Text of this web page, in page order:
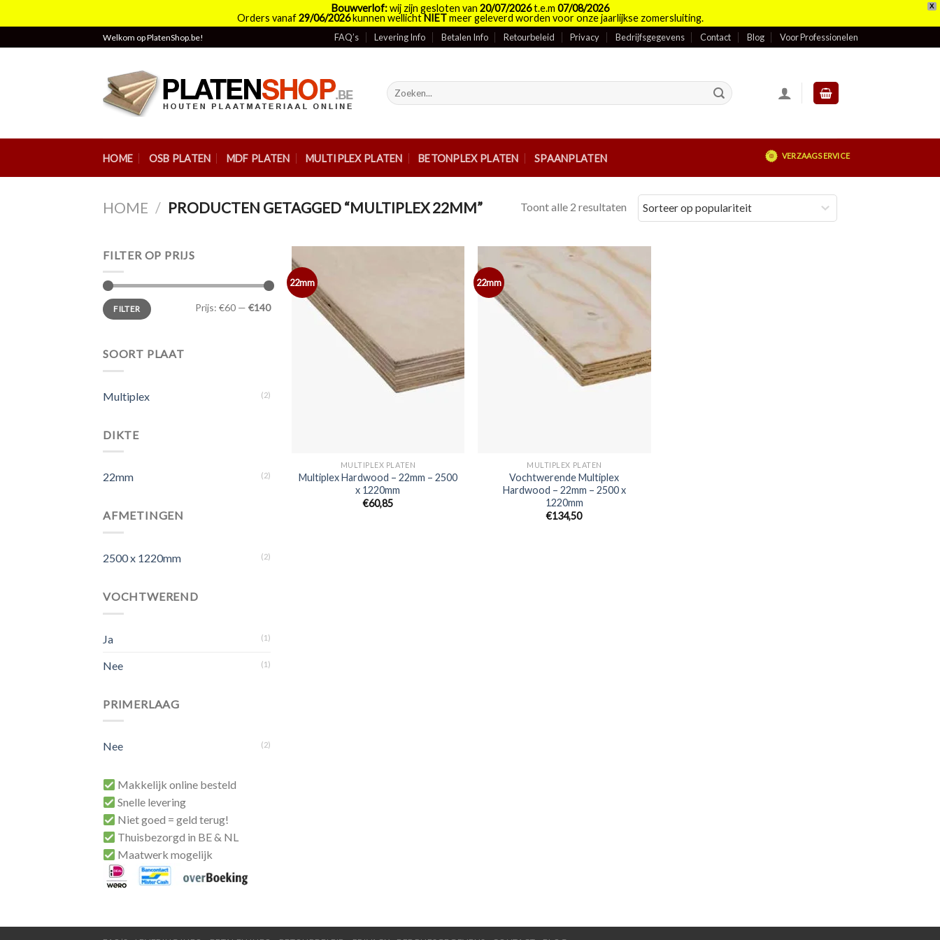
X
Bouwverlof:wij zijn gesloten van 20/07/2026t.e.m 07/08/2026
Orders vanaf29/06/2026kunnen wellichtNIETmeer geleverd worden voor onze jaarlijkse zomersluiting.
to
Welkom op PlatenShop.be! FAQ’s Levering Info Betalen Info Retourbeleid Privacy Bedrijfsgegevens Contact Blog Voor Professionelen
Zoeken
naar:
HOME OSB PLATEN MDF PLATEN MULTIPLEX PLATEN BETONPLEX PLATEN SPAANPLATEN VERZAAGSERVICE
HOME / PRODUCTEN GETAGGED “MULTIPLEX 22MM” Toont alle 2 resultaten
FILTER OP PRIJS
Min.
prijs
Max.
prijsFILTER Prijs: €60 — €140
SOORT PLAAT
Multiplex (2)
DIKTE
22mm (2)
AFMETINGEN
2500 x 1220mm (2)
VOCHTWEREND
Ja (1)
Nee (1)
PRIMERLAAG
Nee (2)
Makkelijk online besteld
Snelle levering
Niet goed = geld terug!
Thuisbezorgd in BE & NL
Maatwerk mogelijk
22mm
MULTIPLEX PLATEN
Multiplex Hardwood – 22mm – 2500
x 1220mm
€60,85
22mm
MULTIPLEX PLATEN
Vochtwerende Multiplex
Hardwood – 22mm – 2500 x
1220mm
€134,50